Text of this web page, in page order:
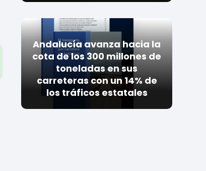
Andalucía avanza hacia la
cota de los 300 millones de
toneladas en sus
carreteras con un 14% de
los tráficos estatales